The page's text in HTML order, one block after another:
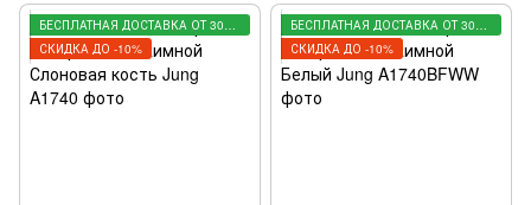
БЕСПЛАТНАЯ ДОСТАВКА ОТ 3000 ГРН
СКИДКА ДО -10%
БЕСПЛАТНАЯ ДОСТАВКА ОТ 3000 ГРН
СКИДКА ДО -10%